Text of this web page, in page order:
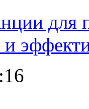
для
и